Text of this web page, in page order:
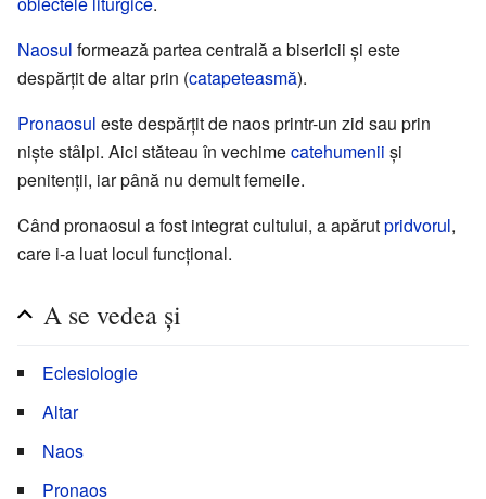
Naosul formează partea centrală a bisericii și este
despărțit de altar prin (catapeteasmă).
Pronaosul este despărțit de naos printr-un zid sau prin
niște stâlpi. Aici stăteau în vechimecatehumenii și
penitenții, iar până nu demult femeile.
Când pronaosul a fost integrat cultului, a apărutpridvorul,
care i-a luat locul funcțional.
A se vedea și
Eclesiologie
Altar
Naos
Pronaos